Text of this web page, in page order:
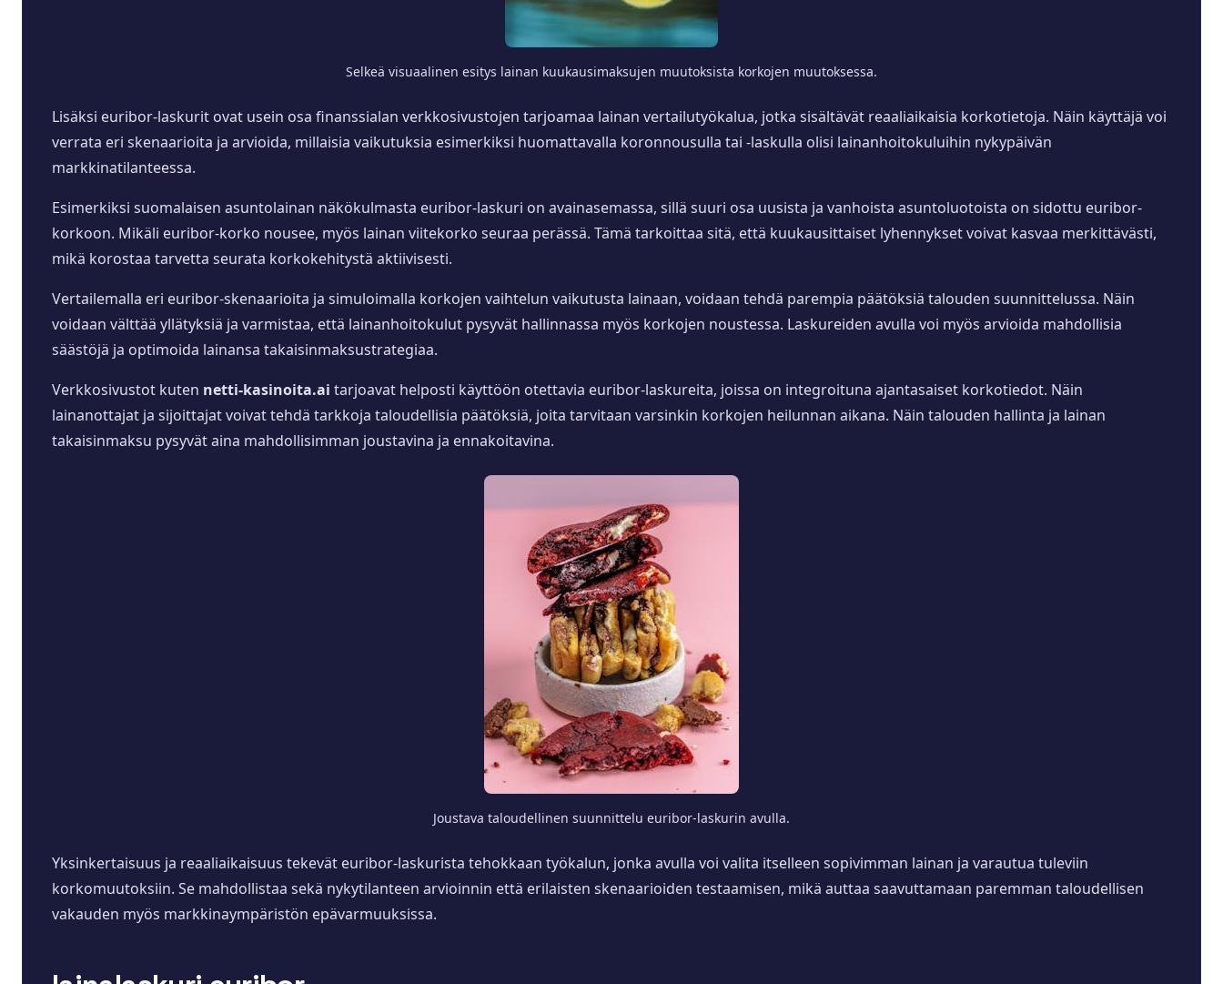
Selkeä visuaalinen esitys lainan kuukausimaksujen muutoksista korkojen muutoksessa.
Lisäksi euribor-laskurit ovat usein osa finanssialan verkkosivustojen tarjoamaa lainan vertailutyökalua, jotka sisältävät reaaliaikaisia korkotietoja. Näin käyttäjä voi
verrata eri skenaarioita ja arvioida, millaisia vaikutuksia esimerkiksi huomattavalla koronnousulla tai -laskulla olisi lainanhoitokuluihin nykypäivän
markkinatilanteessa.
Esimerkiksi suomalaisen asuntolainan näkökulmasta euribor-laskuri on avainasemassa, sillä suuri osa uusista ja vanhoista asuntoluotoista on sidottu euribor-
korkoon. Mikäli euribor-korko nousee, myös lainan viitekorko seuraa perässä. Tämä tarkoittaa sitä, että kuukausittaiset lyhennykset voivat kasvaa merkittävästi,
mikä korostaa tarvetta seurata korkokehitystä aktiivisesti.
Vertailemalla eri euribor-skenaarioita ja simuloimalla korkojen vaihtelun vaikutusta lainaan, voidaan tehdä parempia päätöksiä talouden suunnittelussa. Näin
voidaan välttää yllätyksiä ja varmistaa, että lainanhoitokulut pysyvät hallinnassa myös korkojen noustessa. Laskureiden avulla voi myös arvioida mahdollisia
säästöjä ja optimoida lainansa takaisinmaksustrategiaa.
Verkkosivustot kuten netti-kasinoita.ai tarjoavat helposti käyttöön otettavia euribor-laskureita, joissa on integroituna ajantasaiset korkotiedot. Näin
lainanottajat ja sijoittajat voivat tehdä tarkkoja taloudellisia päätöksiä, joita tarvitaan varsinkin korkojen heilunnan aikana. Näin talouden hallinta ja lainan
takaisinmaksu pysyvät aina mahdollisimman joustavina ja ennakoitavina.
Joustava taloudellinen suunnittelu euribor-laskurin avulla.
Yksinkertaisuus ja reaaliaikaisuus tekevät euribor-laskurista tehokkaan työkalun, jonka avulla voi valita itselleen sopivimman lainan ja varautua tuleviin
korkomuutoksiin. Se mahdollistaa sekä nykytilanteen arvioinnin että erilaisten skenaarioiden testaamisen, mikä auttaa saavuttamaan paremman taloudellisen
vakauden myös markkinaympäristön epävarmuuksissa.